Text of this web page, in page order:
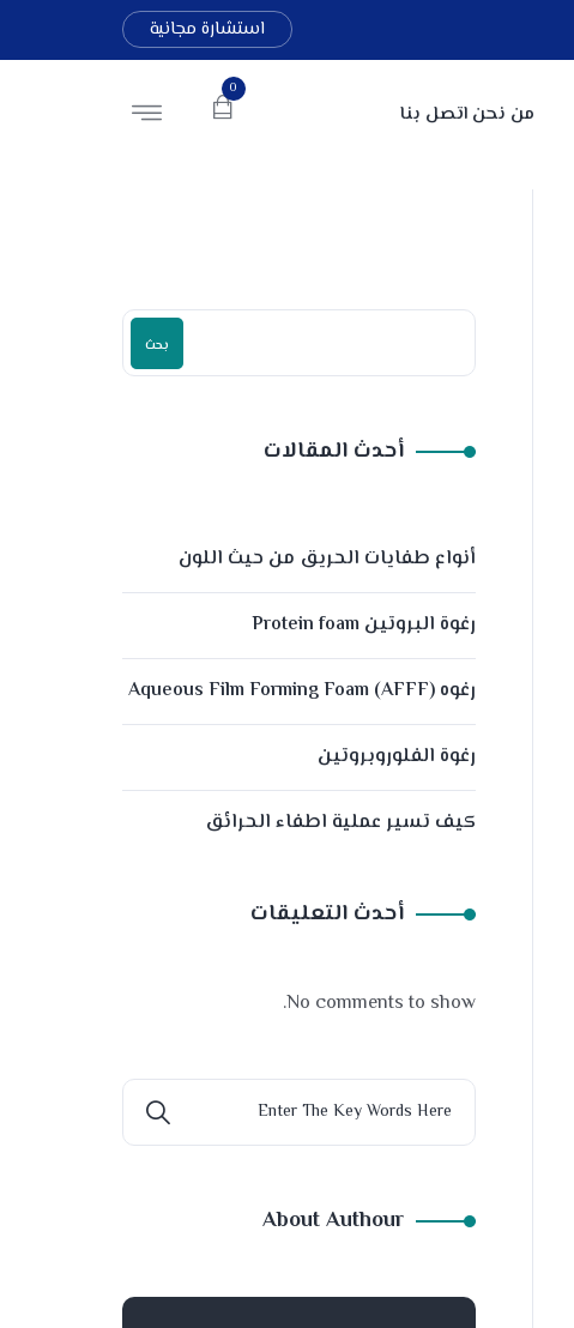
استشارة مجانية
من نحن اتصل بنا
0
بحث
أحدث المقالات
أنواع طفايات الحريق من حيث اللون
رغوة البروتين Protein foam
رغوه (Aqueous Film Forming Foam (AFFF
رغوة الفلوروبروتين
كيف تسير عملية اطفاء الحرائق
أحدث التعليقات
No comments to show.
About Authour